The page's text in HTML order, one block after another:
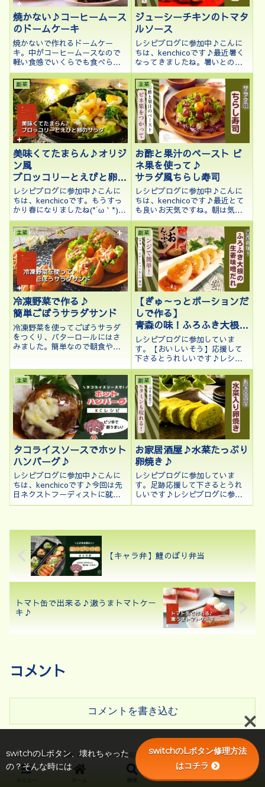
焼かない♪コーヒームース
のドームケーキ
焼かないで作れるドームケー
キ。中がコーヒームースなので
軽い食感でいくらでも食べられ
ちゃうケーキです♪
ジューシーチキンのトマタ
ルソース
レシピブログに参加中♪こんに
ちは、kenchicoです♪最近暑く
なってきましたね。暑いとのど
が渇くのでジューシーなものが
食べたい！そんな衝動にかられ
ます。そこで、今回は鶏むね肉
をお酢の力で柔らかくジューシ
ーに揚げてピリ辛のトマト味の
タルタル...
副菜
美味くてたまらん♪オリジ
ン風
ブロッコリーとえびと卵の
サラダ
レシピブログに参加中♪こんに
ちは、kenchicoです。もうすっ
かり春になりましたね(*´ω｀*)近
所の街路樹の桜も満開に近くな
って息子ももうすぐ入学式で
す！今回は春にぴったりのブロ
ッコリーとえびと卵のサラダを
ご紹介します。色どりがきれい
で...
主菜
お酢と果汁のペースト ビ
ネ果を使って♪
サラダ風ちらし寿司
レシピブログに参加中♪こんに
ちは、kenchicoです♪最近とて
も良いお天気ですね。朝は気持
ちよいですが日中は暑い日が続
いていますが皆さんはいかがお
過ごしでしょうか。今回は、
「お酢と果汁のペースト ビネ
果 ざくろ」を使ったさっぱり
としたレシ...
主菜
冷凍野菜で作る♪
簡単ごぼうサラダサンド
冷凍野菜を使ってごぼうサラダ
をつくり、バターロールにはさ
みました。簡単なので朝食やラ
副菜
【ぎゅ～っとポーションだ
しで作る】
青森の味！ふろふき大根の
生姜味噌だれ
レシピブログに参加していま
す。【おいしいそう】応援して
下さるとうれしいです♪レシピ
ブログに参加中♪こんにちは、
kenchicoです♪11月になり、日
中も肌寒い日がありますね。そ
んな日は体が温まるものが食べ
たくなります。今回は、ふろふ
き大根の...
主菜
タコライスソースでホット
ハンバーグ♪
レシピブログに参加中♪こんに
ちは、kenchicoです♪今回は先
日ネクストフーディストに就任
したお祝いとしていただいたタ
コライスソースでハンバーグを
煮込んだちょっとピリ辛なハン
バーグ(...
副菜
お家居酒屋♪水菜たっぷり
卵焼き♪
レシピブログに参加していま
す。足跡応援して下さるとうれ
しいです♪レシピブログに参加
中♪Blog Mapにも登録していま
す♪最近暑くて大変ですね。暑
た...
【キャラ弁】鯉のぼり弁当
トマト缶で出来る♪激うまトマトケー
キ♪
コメント
コメントを書き込む
ホーム レシピ 副菜
検索 トップ サイドバー
switchのLボタン、壊れちゃった
の？そんな時には
switchのLボタン修理方法
はコチラ